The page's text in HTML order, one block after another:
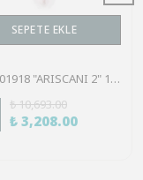
SEPETE EKLE
Eglo 901918 "ARISCANI 2" 110 Cm Yüksekliğinde 20 Cm Çapında Çelik Sarkıt Avize
₺ 10,693.00
₺ 3,208.00